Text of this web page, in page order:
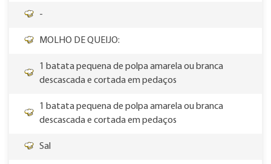
-
MOLHO DE QUEIJO:
1 batata pequena de polpa amarela ou branca
descascada e cortada em pedaços
1 batata pequena de polpa amarela ou branca
descascada e cortada em pedaços
Sal